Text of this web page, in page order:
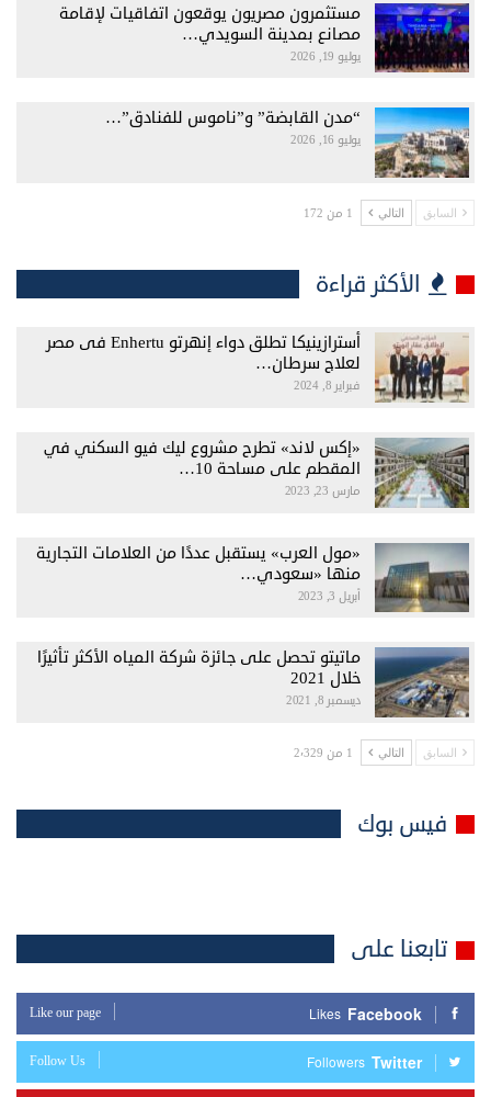
مستثمرون مصريون يوقعون اتفاقيات لإقامة
مصانع بمدينة السويدي…
يوليو 19, 2026
“مدن القابضة” و”ناموس للفنادق”…
يوليو 16, 2026
السابق التالي 1 من 172
الأكثر قراءة
أسترازينيكا تطلق دواء إنهرتو Enhertu فى مصر
لعلاج سرطان…
فبراير 8, 2024
«إكس لاند» تطرح مشروع ليك فيو السكني في
المقطم على مساحة 10…
مارس 23, 2023
«مول العرب» يستقبل عددًا من العلامات التجارية
منها «سعودي…
أبريل 3, 2023
ماتيتو تحصل على جائزة شركة المياه الأكثر تأثيرًا
خلال 2021
ديسمبر 8, 2021
السابق التالي 1 من 2٬329
فيس بوك
تابعنا على
Facebook
Likes
Like our page
Twitter
Followers
Follow Us